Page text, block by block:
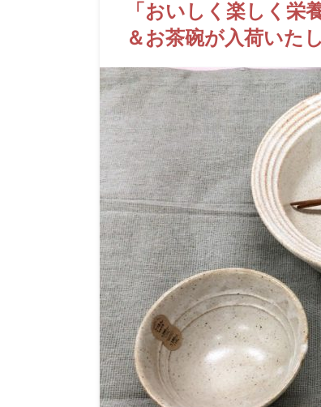
「おいしく楽しく栄
＆お茶碗が入荷いた